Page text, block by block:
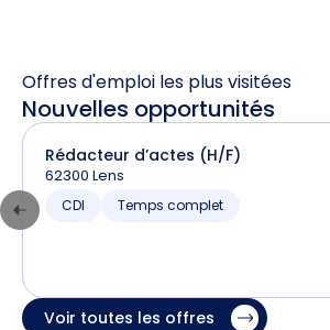
Offres d'emploi les plus visitées
Nouvelles opportunités
Rédacteur d’actes (H/F)
62300 Lens
CDI Temps complet
Voir toutes les offres